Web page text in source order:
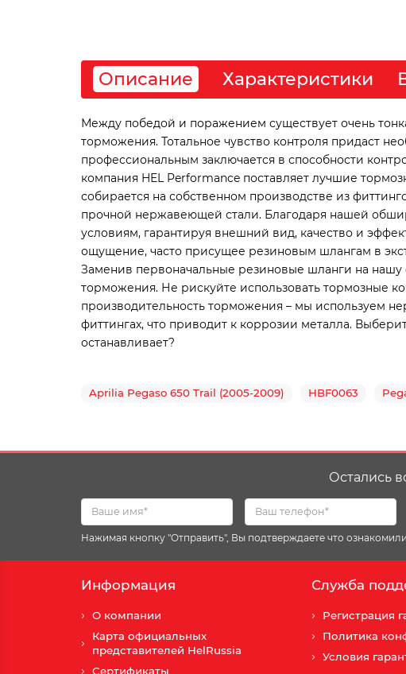
Описание Характеристики
Между победой и поражением существует очень
торможения. Тотальное чувство контроля придаст
профессиональным заключается в способности
компания HEL Performance поставляет лучшие
собирается на собственном производстве из
прочной нержавеющей стали. Благодаря нашей
условиям, гарантируя внешний вид, качество и
ощущение, часто присущее резиновым шлангам в
Заменив первоначальные резиновые шланги на нашу
торможения. Не рискуйте использовать тормозные
производительность торможения – мы используем
фиттингах, что приводит к коррозии металла.
останавливает?
Aprilia Pegaso 650 Trail (2005-2009) HBF0063
Остались
Нажимая кнопку "Отправить", Вы подтверждаете что
Информация
О компании
Карта официальных
представителей HelRussia
Сертификаты
Служба
Регистрация
Политика
Условия